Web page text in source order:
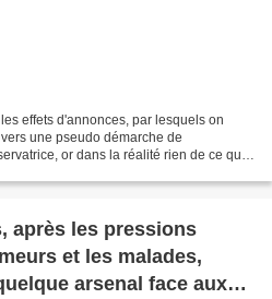
effets d'annonces, par lesquels on
une pseudo démarche de
or dans la réalité rien de ce qui
après les pressions
et les malades,
arsenal face aux